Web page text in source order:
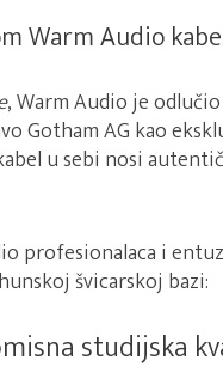
Warm Audio
, Warm Audio je
Gotham AG kao
u sebi nosi
profesionalaca i
švicarskoj bazi:
studijska